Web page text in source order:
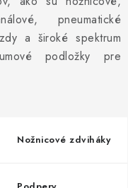
k fotografiám
pneumatické
a široké spektrum
podložky pre
Nožnicové zdviháky